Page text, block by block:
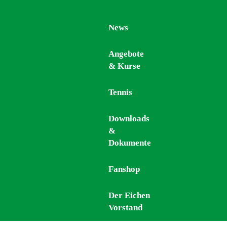
News
Angebote
& Kurse
Tennis
Downloads
&
Dokumente
Fanshop
Der Eichen
Vorstand
News
Angebote
& Kurse
Tennis
Downloads
&
Dokumente
Fanshop
Der Eichen
Vorstand